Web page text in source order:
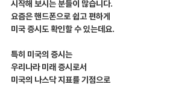
시작해 보시는 분들이 많습니다.
요즘은 핸드폰으로 쉽고 편하게
미국 증시도 확인할 수 있는데요.
특히 미국의 증시는
우리나라 미래 증시로서
미국의 나스닥 지표를 기점으로